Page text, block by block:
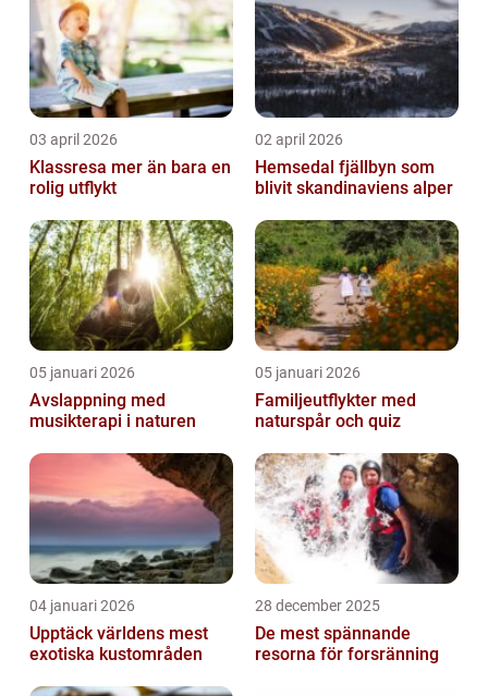
03 april 2026
Klassresa mer än bara en
rolig utflykt
02 april 2026
Hemsedal fjällbyn som
blivit skandinaviens alper
05 januari 2026
Avslappning med
musikterapi i naturen
05 januari 2026
Familjeutflykter med
naturspår och quiz
04 januari 2026
Upptäck världens mest
exotiska kustområden
28 december 2025
De mest spännande
resorna för forsränning